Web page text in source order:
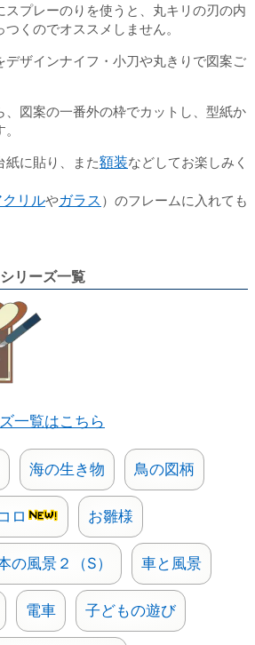
スプレーのりを使うと、丸キリの刃の内
くのでオススメしません。
デザインナイフ・小刀や丸きりで図案ご
、図案の一番外の枠でカットし、型紙か
紙に貼り、また額装などしてお楽しみく
クリルやガラス ）のフレームに入れても
リーズ一覧
一覧はこちら
海の生き物 鳥の図柄
ロ お雛様
の風景２（S） 車と風景
電車 子どもの遊び